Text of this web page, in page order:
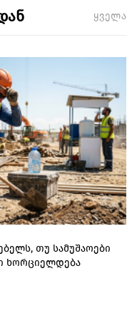
ყველა
თუ სამუშაოები
ხორციელდება